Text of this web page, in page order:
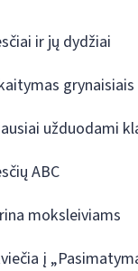
ir jų dydžiai
grynaisiais
užduodami
ABC
moksleiviams
į